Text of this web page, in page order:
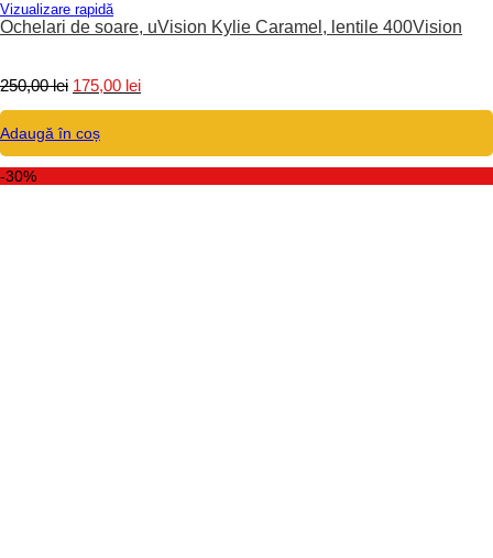
Vizualizare rapidă
Ochelari de soare, uVision Kylie Caramel, lentile 400Vision
250,00lei Prețul
fost:
250,00 lei.
175,00 leiPrețul
Adaugă în coș
-30%